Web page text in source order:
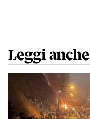
Leggi anche